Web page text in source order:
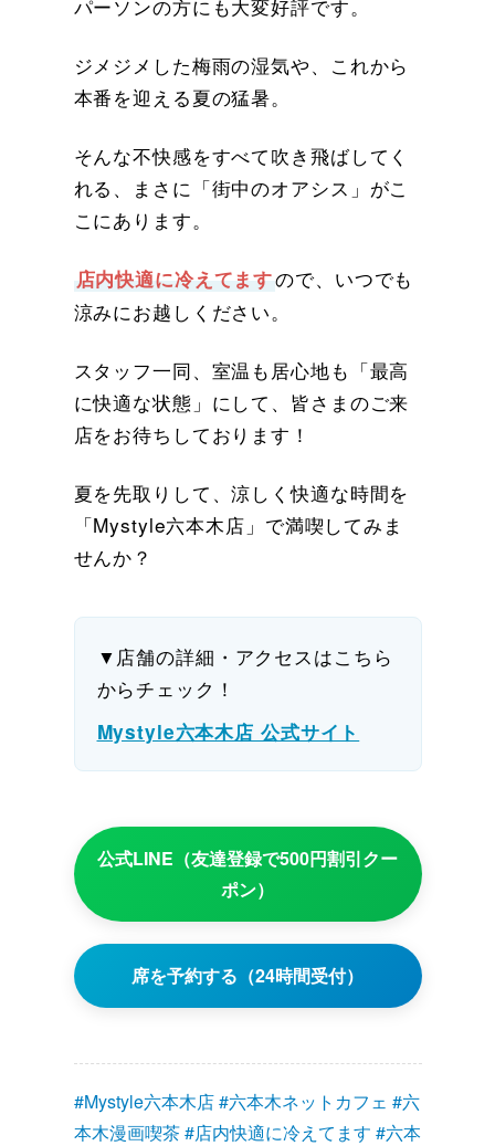
パーソンの方にも大変好評です。
ジメジメした梅雨の湿気や、これから
本番を迎える夏の猛暑。
そんな不快感をすべて吹き飛ばしてく
れる、まさに「街中のオアシス」がこ
こにあります。
店内快適に冷えてますので、いつでも
涼みにお越しください。
スタッフ一同、室温も居心地も「最高
に快適な状態」にして、皆さまのご来
店をお待ちしております！
夏を先取りして、涼しく快適な時間を
「Mystyle六本木店」で満喫してみま
せんか？
▼店舗の詳細・アクセスはこちら
からチェック！
Mystyle六本木店 公式サイト
公式LINE（友達登録で500円割引クー
ポン）
席を予約する（24時間受付）
#Mystyle六本木店 #六本木ネットカフェ #六
本木漫画喫茶 #店内快適に冷えてます #六本